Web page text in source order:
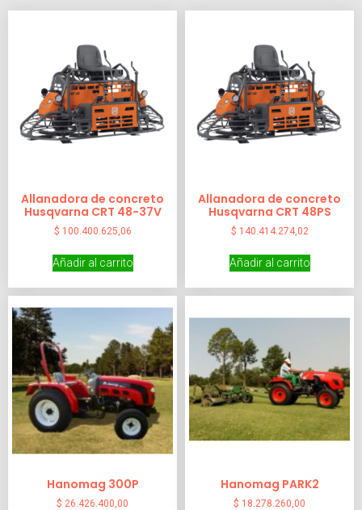
Allanadora de concreto
Husqvarna CRT 48-37V
$ 100.400.625,06
Añadir al carrito
Allanadora de concreto
Husqvarna CRT 48PS
$ 140.414.274,02
Añadir al carrito
Hanomag 300P
$ 26.426.400,00
Hanomag PARK2
$ 18.278.260,00